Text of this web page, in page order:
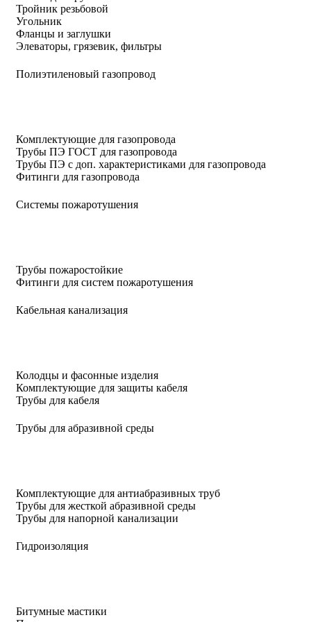
Тройник резьбовой
Угольник
Фланцы и заглушки
Элеваторы, грязевик, фильтры
Полиэтиленовый газопровод
Комплектующие для газопровода
Трубы ПЭ ГОСТ для газопровода
Трубы ПЭ с доп. характеристиками для газопровода
Фитинги для газопровода
Системы пожаротушения
Трубы пожаростойкие
Фитинги для систем пожаротушения
Кабельная канализация
Колодцы и фасонные изделия
Комплектующие для защиты кабеля
Трубы для кабеля
Трубы для абразивной среды
Комплектующие для антиабразивных труб
Трубы для жесткой абразивной среды
Трубы для напорной канализации
Гидроизоляция
Битумные мастики